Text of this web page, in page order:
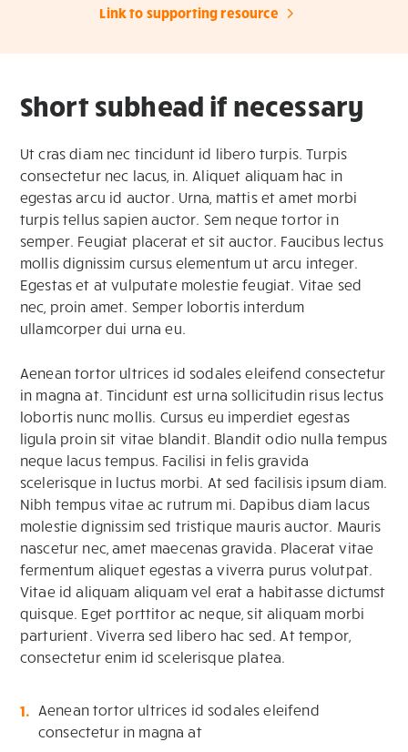
Link to supporting resource
Short subhead if necessary
Ut cras diam nec tincidunt id libero turpis. Turpis
consectetur nec lacus, in. Aliquet aliquam hac in
egestas arcu id auctor. Urna, mattis et amet morbi
turpis tellus sapien auctor. Sem neque tortor in
semper. Feugiat placerat et sit auctor. Faucibus lectus
mollis dignissim cursus elementum ut arcu integer.
Egestas et at vulputate molestie feugiat. Vitae sed
nec, proin amet. Semper lobortis interdum
ullamcorper dui urna eu.
Aenean tortor ultrices id sodales eleifend consectetur
in magna at. Tincidunt est urna sollicitudin risus lectus
lobortis nunc mollis. Cursus eu imperdiet egestas
ligula proin sit vitae blandit. Blandit odio nulla tempus
neque lacus tempus. Facilisi in felis gravida
scelerisque in luctus morbi. At sed facilisis ipsum diam.
Nibh tempus vitae ac rutrum mi. Dapibus diam lacus
molestie dignissim sed tristique mauris auctor. Mauris
nascetur nec, amet maecenas gravida. Placerat vitae
fermentum aliquet egestas a viverra purus volutpat.
Vitae id aliquam aliquam vel erat a habitasse dictumst
quisque. Eget porttitor ac neque, sit aliquam morbi
parturient. Viverra sed libero hac sed. At tempor,
consectetur enim id scelerisque platea.
Aenean tortor ultrices id sodales eleifend
consectetur in magna at